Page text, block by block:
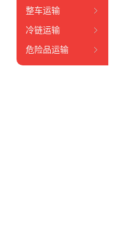
整车运输
冷链运输
危险品运输